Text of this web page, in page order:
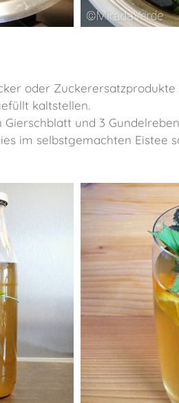
oder Zuckerersatzprodukte
kaltstellen.
und 3
im selbstgemachten Eistee